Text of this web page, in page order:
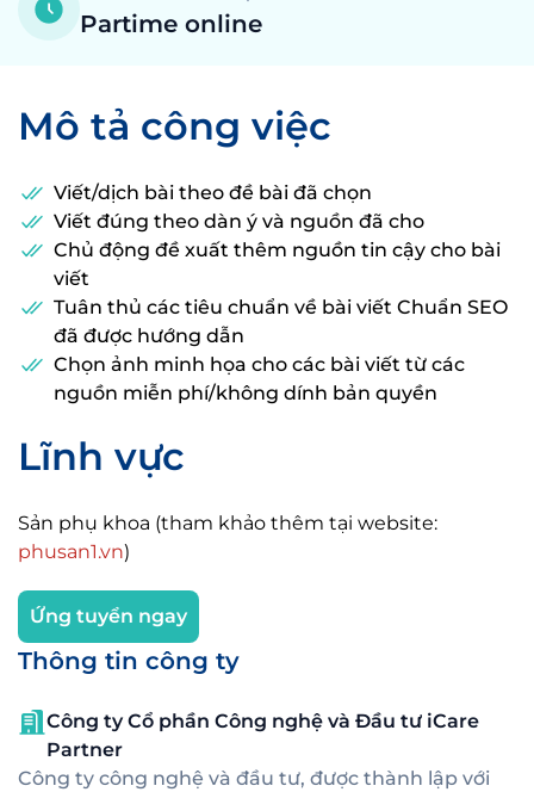
Partime online
Mô tả công việc
Viết/dịch bài theo đề bài đã chọn
Viết đúng theo dàn ý và nguồn đã cho
Chủ động đề xuất thêm nguồn tin cậy cho bài
viết
Tuân thủ các tiêu chuẩn về bài viết Chuẩn SEO
đã được hướng dẫn
Chọn ảnh minh họa cho các bài viết từ các
nguồn miễn phí/không dính bản quyền
Lĩnh vực
Sản phụ khoa (tham khảo thêm tại website:
phusan1.vn)
Ứng tuyển ngay
Thông tin công ty
Công ty Cổ phần Công nghệ và Đầu tư iCare
Partner
Công ty công nghệ và đầu tư, được thành lập với